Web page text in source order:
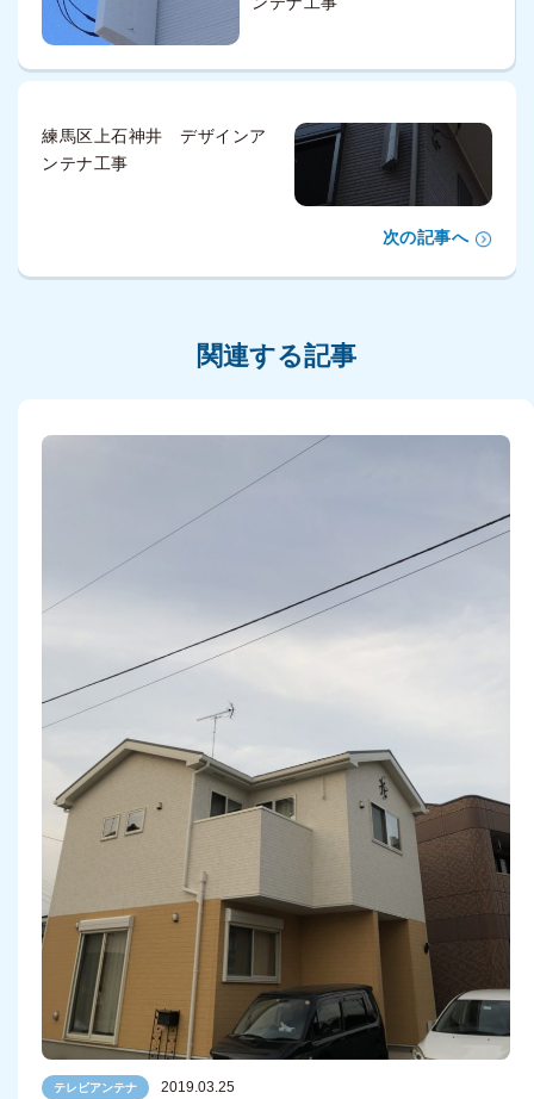
練馬区上石神井 デザインア
ンテナ工事
次の記事へ
関連する記事
テレビアンテナ 2019.03.25